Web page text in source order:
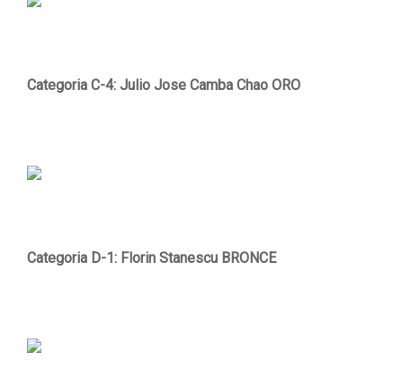
Categoria C-4: Julio Jose Camba Chao ORO
Categoria D-1: Florin Stanescu BRONCE